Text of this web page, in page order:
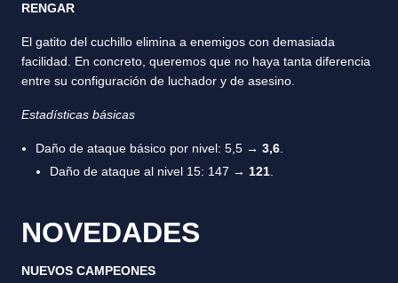
RENGAR
El gatito del cuchillo elimina a enemigos con demasiada
facilidad. En concreto, queremos que no haya tanta diferencia
entre su configuración de luchador y de asesino.
Estadísticas básicas
Daño de ataque básico por nivel: 5,5 → 3,6
Daño de ataque al nivel 15: 147 → 121
NOVEDADES
NUEVOS CAMPEONES